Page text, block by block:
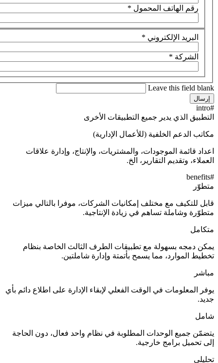
*
التطبيقات الأخرى
(للأعمال الإدارية)
والمشتريات، والإنتاج، وإدارة علاقات
الخ.
إمكانيات الشركات، موفرا بالتالي ميزات
في زيادة الإنتاجية.
تطبيقات الطرف الثالث الخاصة بنظام
يسمح بأتمتة وإدارة شاملتين.
الفعلي لإبقاء الإدارة على اطلاع دائم بأي
المطلوبة في نظام واحد فعال، دون الحاجة